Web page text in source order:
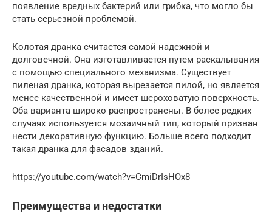
появление вредных бактерий или грибка, что могло бы
стать серьезной проблемой.
Колотая дранка считается самой надежной и
долговечной. Она изготавливается путем раскалывания
с помощью специального механизма. Существует
пиленая дранка, которая вырезается пилой, но является
менее качественной и имеет шероховатую поверхность.
Оба варианта широко распространены. В более редких
случаях используется мозаичный тип, который призван
нести декоративную функцию. Больше всего подходит
такая дранка для фасадов зданий.
https://youtube.com/watch?v=CmiDrIsHOx8
Преимущества и недостатки